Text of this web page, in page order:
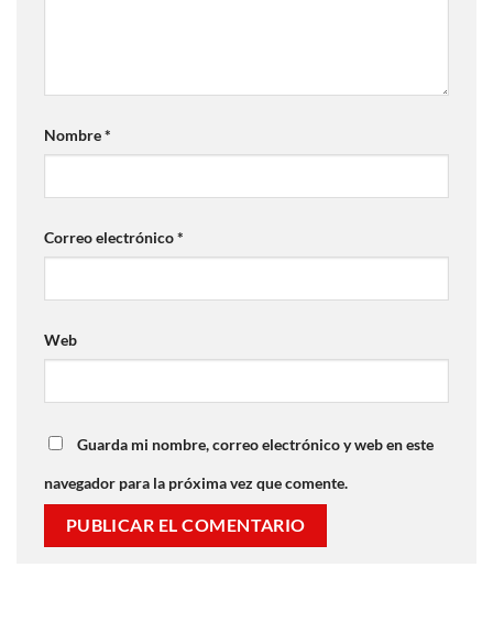
Nombre*
Correo electrónico*
Web
Guarda mi nombre, correo electrónico y web en este
navegador para la próxima vez que comente.